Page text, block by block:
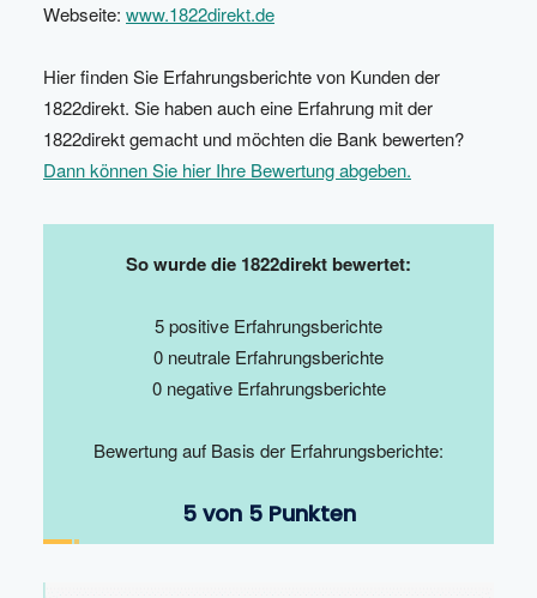
Webseite: www.1822direkt.de
Hier finden Sie Erfahrungsberichte von Kunden der
1822direkt. Sie haben auch eine Erfahrung mit der
1822direkt gemacht und möchten die Bank bewerten?
Dann können Sie hier Ihre Bewertung abgeben.
So wurde die 1822direkt bewertet:
5 positive Erfahrungsberichte
0 neutrale Erfahrungsberichte
0 negative Erfahrungsberichte
Bewertung auf Basis der Erfahrungsberichte:
5 von 5 Punkten